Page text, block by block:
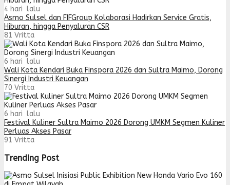
4 hari lalu
Asmo Sulsel dan FIFGroup Kolaborasi Hadirkan Service Gratis,
Hiburan, hingga Penyaluran CSR
81 Vritta
6 hari lalu
Wali Kota Kendari Buka Finspora 2026 dan Sultra Maimo, Dorong
Sinergi Industri Keuangan
70 Vritta
6 hari lalu
Festival Kuliner Sultra Maimo 2026 Dorong UMKM Segmen Kuliner
Perluas Akses Pasar
91 Vritta
Trending Post